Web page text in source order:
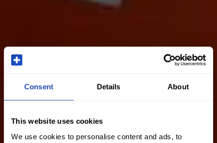
Consent Details About
This website uses cookies
We use cookies to personalise content and ads, to